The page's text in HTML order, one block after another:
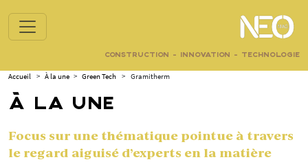
CONSTRUCTION - INNOVATION - TECHNOLOGIE
Accueil > À la une > Green Tech > Gramitherm
À LA UNE
Focus sur une thématique pointue à travers
le regard aiguisé d’experts en la matière